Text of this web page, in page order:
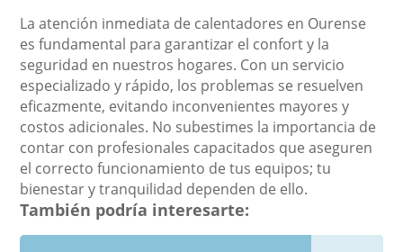
La atención inmediata de calentadores en Ourense
es fundamental para garantizar el confort y la
seguridad en nuestros hogares. Con un servicio
especializado y rápido, los problemas se resuelven
eficazmente, evitando inconvenientes mayores y
costos adicionales. No subestimes la importancia de
contar con profesionales capacitados que aseguren
el correcto funcionamiento de tus equipos; tu
bienestar y tranquilidad dependen de ello.
También podría interesarte: